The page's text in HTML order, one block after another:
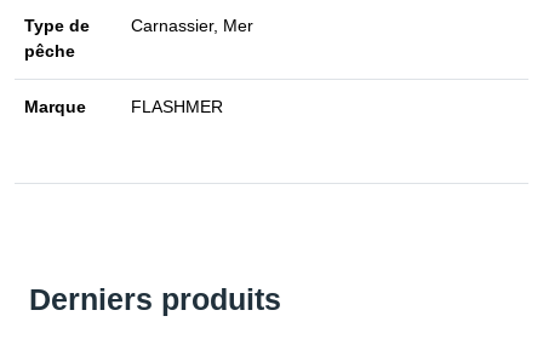
Type de
pêche
Carnassier, Mer
Marque FLASHMER
Derniers produits